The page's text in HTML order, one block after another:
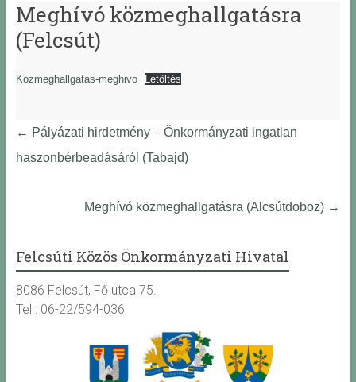
Meghívó közmeghallgatásra
(Felcsút)
Kozmeghallgatas-meghivo Letöltés
← Pályázati hirdetmény – Önkormányzati ingatlan
haszonbérbeadásáról (Tabajd)
Meghívó közmeghallgatásra (Alcsútdoboz) →
Felcsúti Közös Önkormányzati Hivatal
8086 Felcsút, Fő utca 75.
Tel.: 06-22/594-036